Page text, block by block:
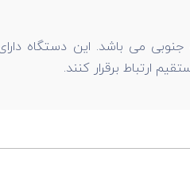
می باشد. این دستگاه دارای
ارتباط برقرار کنند.